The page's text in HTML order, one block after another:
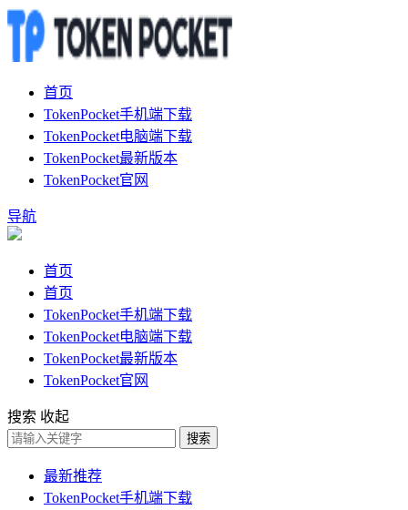
首页
TokenPocket手机端下载
TokenPocket电脑端下载
TokenPocket最新版本
TokenPocket官网
导航
首页
首页
TokenPocket手机端下载
TokenPocket电脑端下载
TokenPocket最新版本
TokenPocket官网
搜索 收起
搜索
最新推荐
TokenPocket手机端下载